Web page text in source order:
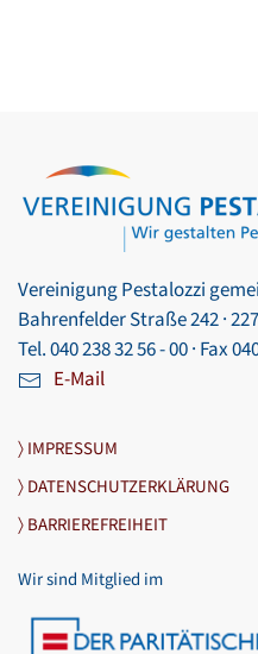
Vereinigung Pestalozzi
Bahrenfelder Straße 242 ·
Tel. 040 238 32 56 - 00 · Fax
E-Mail
〉 IMPRESSUM
〉 DATENSCHUTZERKLÄRUNG
〉 BARRIEREFREIHEIT
Wir sind Mitglied im